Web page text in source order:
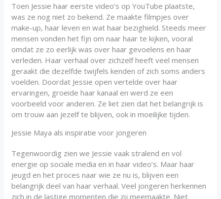
Toen Jessie haar eerste video’s op YouTube plaatste,
was ze nog niet zo bekend. Ze maakte filmpjes over
make-up, haar leven en wat haar bezighield. Steeds meer
mensen vonden het fijn om naar haar te kijken, vooral
omdat ze zo eerlijk was over haar gevoelens en haar
verleden. Haar verhaal over zichzelf heeft veel mensen
geraakt die dezelfde twijfels kenden of zich soms anders
voelden. Doordat Jessie open vertelde over haar
ervaringen, groeide haar kanaal en werd ze een
voorbeeld voor anderen. Ze liet zien dat het belangrijk is
om trouw aan jezelf te blijven, ook in moeilijke tijden.
Jessie Maya als inspiratie voor jongeren
Tegenwoordig zien we Jessie vaak stralend en vol
energie op sociale media en in haar video’s. Maar haar
jeugd en het proces naar wie ze nu is, blijven een
belangrijk deel van haar verhaal. Veel jongeren herkennen
zich in de lastige momenten die zij meemaakte. Niet